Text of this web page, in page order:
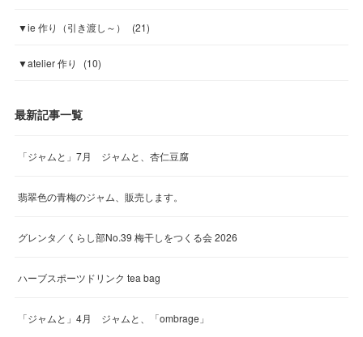
▼ie 作り（引き渡し～） (21)
▼atelier 作り (10)
最新記事一覧
「ジャムと」7月 ジャムと、杏仁豆腐
翡翠色の青梅のジャム、販売します。
グレンタ／くらし部No.39 梅干しをつくる会 2026
ハーブスポーツドリンク tea bag
「ジャムと」4月 ジャムと、「ombrage」